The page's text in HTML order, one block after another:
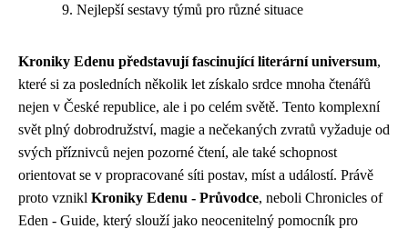
Nejlepší sestavy týmů pro různé situace
Kroniky Edenu představují fascinující literární universum,
které si za posledních několik let získalo srdce mnoha čtenářů
nejen v České republice, ale i po celém světě. Tento komplexní
svět plný dobrodružství, magie a nečekaných zvratů vyžaduje od
svých příznivců nejen pozorné čtení, ale také schopnost
orientovat se v propracované síti postav, míst a událostí. Právě
proto vznikl Kroniky Edenu - Průvodce, neboli Chronicles of
Eden - Guide, který slouží jako neocenitelný pomocník pro